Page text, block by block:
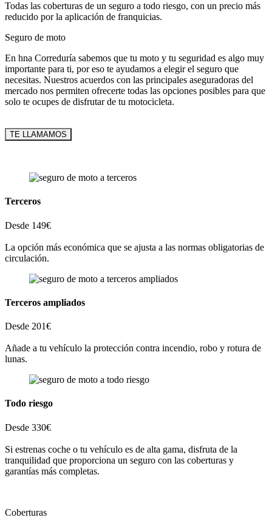
Todas las coberturas de un seguro a todo riesgo, con un precio más
reducido por la aplicación de franquicias.
Seguro de moto
En hna Correduría sabemos que tu moto y tu seguridad es algo muy
importante para ti, por eso te ayudamos a elegir el seguro que
necesitas. Nuestros acuerdos con las principales aseguradoras del
mercado nos permiten ofrecerte todas las opciones posibles para que
solo te ocupes de disfrutar de tu motocicleta.
TE LLAMAMOS
Terceros
Desde 149€
La opción más económica que se ajusta a las normas obligatorias de
circulación.
Terceros ampliados
Desde 201€
Añade a tu vehículo la protección contra incendio, robo y rotura de
lunas.
Todo riesgo
Desde 330€
Si estrenas coche o tu vehículo es de alta gama, disfruta de la
tranquilidad que proporciona un seguro con las coberturas y
garantías más completas.
Coberturas